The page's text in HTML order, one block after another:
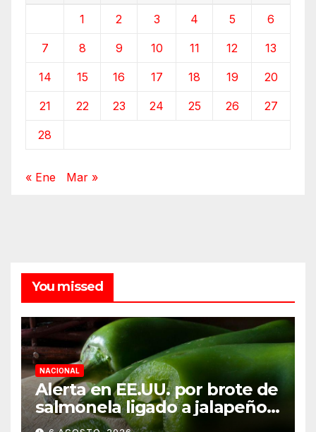
1 2 3 4 5 6
7 8 9 10 11 12 13
14 15 16 17 18 19 20
21 22 23 24 25 26 27
28
« Ene Mar »
You missed
NACIONAL
Alerta en EE.UU. por brote de
salmonela ligado a jalapeños
mexicanos; reportan 345